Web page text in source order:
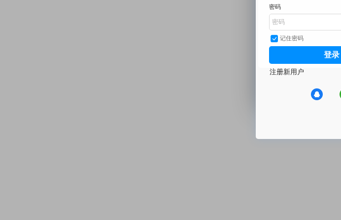
密码
记住密码
登录
注册新用户